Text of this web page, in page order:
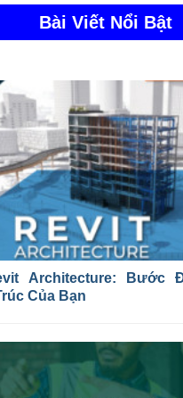
Bài Viết Nổi Bật
Architecture: Bước
Của Bạn